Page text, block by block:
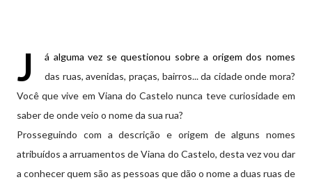
J
á alguma vez se questionou sobre a origem dos nomes
das ruas, avenidas, praças, bairros... da cidade onde mora?
Você que vive em Viana do Castelo nunca teve curiosidade em
saber de onde veio o nome da sua rua?
Prosseguindo com a descrição e origem de alguns nomes
atribuídos a arruamentos de Viana do Castelo, desta vez vou dar
a conhecer quem são as pessoas que dão o nome a duas ruas de